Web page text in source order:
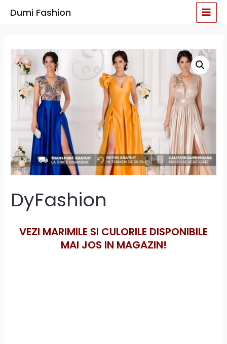
Dumi Fashion
DyFashion
VEZI MARIMILE SI CULORILE DISPONIBILE
MAI JOS IN MAGAZIN!